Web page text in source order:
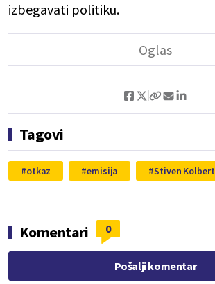
izbegavati politiku.
Tagovi
otkaz emisija Stiven Kolbert
Komentari 0
Pošalji komentar